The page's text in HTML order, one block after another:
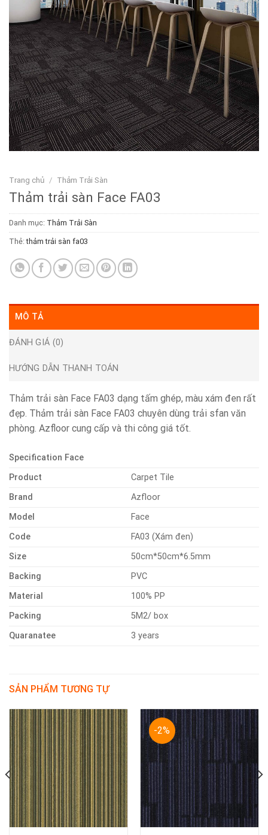
Trang chủ / Thảm Trải Sàn
Thảm trải sàn Face FA03
Danh mục: Thảm Trải Sàn
Thẻ:thảm trải sàn fa03
MÔ TẢ
ĐÁNH GIÁ (0)
HƯỚNG DẪN THANH TOÁN
Thảm trải sàn Face FA03 dạng tấm ghép, màu xám đen rất
đẹp. Thảm trải sàn Face FA03 chuyên dùng trải sfan văn
phòng. Azfloor cung cấp và thi công giá tốt.
Specification Face
Product
Carpet Tile
Brand
Azfloor
Model
Face
Code
FA03 (Xám đen)
Size
50cm*50cm*6.5mm
Backing
PVC
Material
100% PP
Packing
5M2/ box
Quaranatee
3 years
SẢN PHẨM TƯƠNG TỰ
-2%